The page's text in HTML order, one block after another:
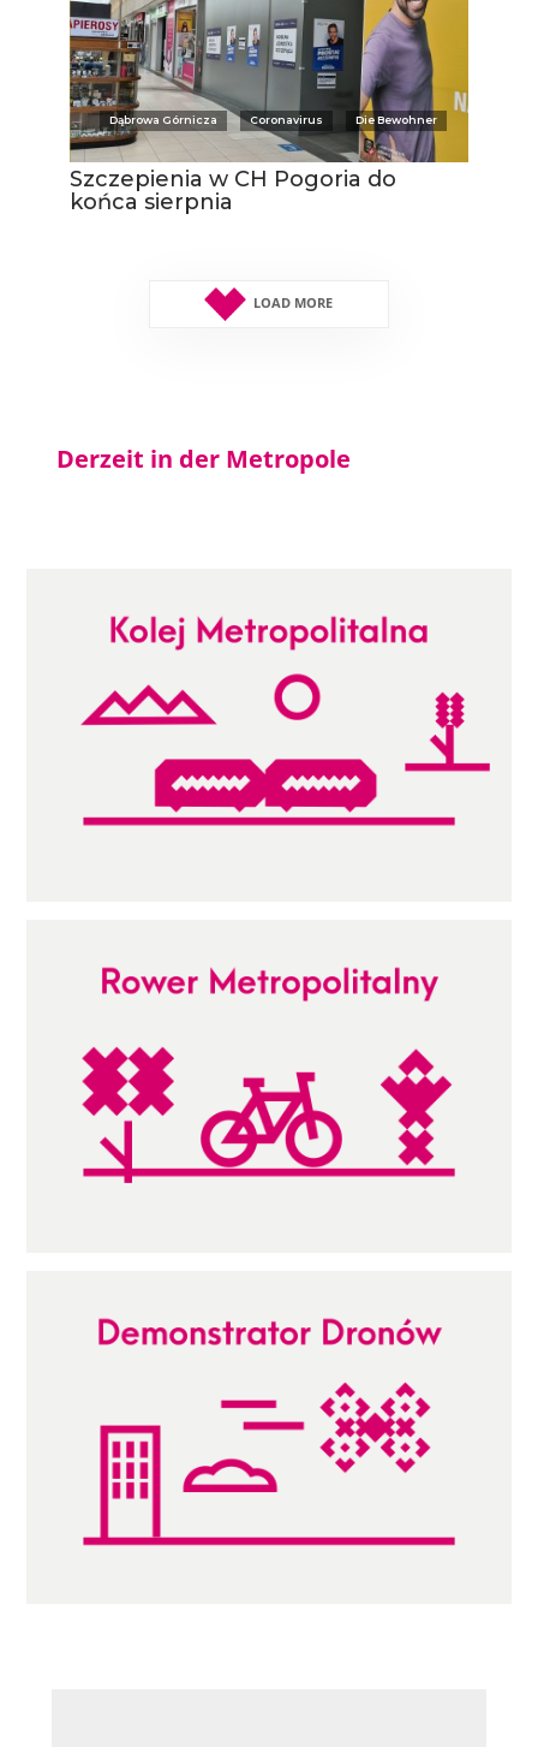
Dąbrowa Górnicza Coronavirus Die Bewohner
Szczepienia w CH Pogoria do
końca sierpnia
LOAD MORE
Derzeit in der Metropole